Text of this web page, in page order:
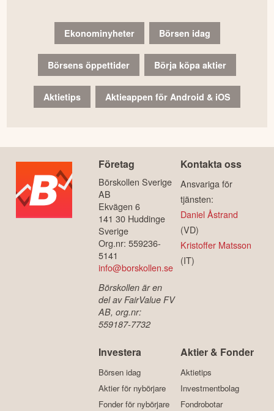
Ekonominyheter Börsen idag
Börsens öppettider Börja köpa aktier
Aktietips Aktieappen för Android & iOS
Företag
Börskollen Sverige
AB
Ekvägen 6
141 30 Huddinge
Sverige
Org.nr: 559236-
5141
info@borskollen.se
Börskollen är en
del av FairValue FV
AB, org.nr:
559187-7732
Kontakta oss
Ansvariga för
tjänsten:
Daniel Åstrand
(VD)
Kristoffer Matsson
(IT)
Investera
Börsen idag
Aktier för nybörjare
Fonder för nybörjare
Aktier & Fonder
Aktietips
Investmentbolag
Fondrobotar